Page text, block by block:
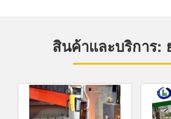
สินค้าและบริการ: